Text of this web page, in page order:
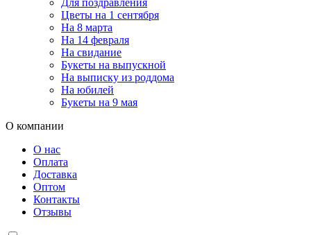
Для поздравления
Цветы на 1 сентября
На 8 марта
На 14 февраля
На свидание
Букеты на выпускной
На выписку из роддома
На юбилей
Букеты на 9 мая
О компании
О нас
Оплата
Доставка
Оптом
Контакты
Отзывы